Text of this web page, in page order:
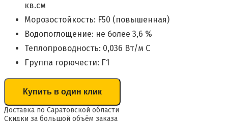
кв.см
Морозостойкость: F50 (повышенная)
Водопоглощение: не более 3,6 %
Теплопроводность: 0,036 Вт/м C
Группа горючести: Г1
Купить в один клик
Доставка по Саратовской области
Скидки за большой объём заказа